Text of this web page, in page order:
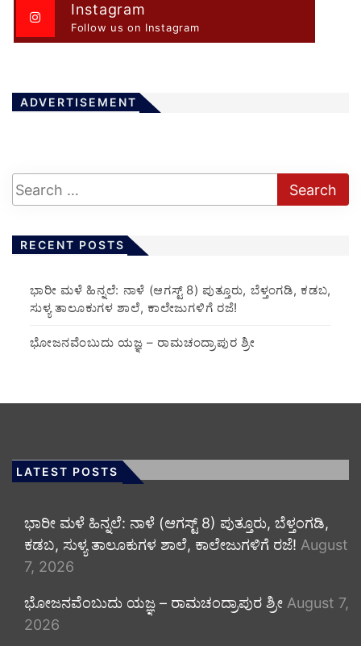
Instagram
Follow us on Instagram
ADVERTISEMENT
RECENT POSTS
​ಭಾರೀ ಮಳೆ ಹಿನ್ನಲೆ: ನಾಳೆ (ಆಗಸ್ಟ್ 8) ಪುತ್ತೂರು, ಬೆಳ್ತಂಗಡಿ, ಕಡಬ,
ಸುಳ್ಯ ತಾಲೂಕುಗಳ ಶಾಲೆ, ಕಾಲೇಜುಗಳಿಗೆ ರಜೆ!
ಭೋಜನವೆಂಬುದು ಯಜ್ಞ – ರಾಮಚಂದ್ರಾಪುರ ಶ್ರೀ
LATEST POSTS
​ಭಾರೀ ಮಳೆ ಹಿನ್ನಲೆ: ನಾಳೆ (ಆಗಸ್ಟ್ 8) ಪುತ್ತೂರು, ಬೆಳ್ತಂಗಡಿ,
ಕಡಬ, ಸುಳ್ಯ ತಾಲೂಕುಗಳ ಶಾಲೆ, ಕಾಲೇಜುಗಳಿಗೆ ರಜೆ! August
7, 2026
ಭೋಜನವೆಂಬುದು ಯಜ್ಞ – ರಾಮಚಂದ್ರಾಪುರ ಶ್ರೀ August 7,
2026